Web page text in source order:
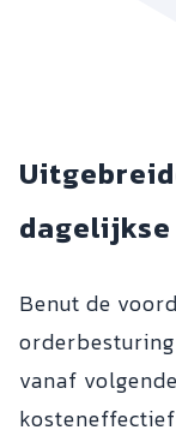
Benut de
vanaf